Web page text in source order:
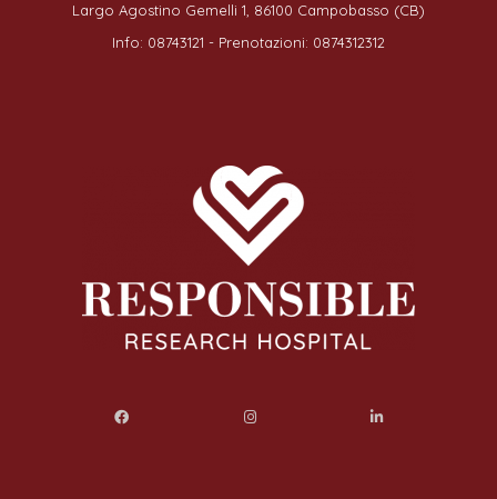
Largo Agostino Gemelli 1, 86100 Campobasso (CB)
Info: 08743121 - Prenotazioni: 0874312312